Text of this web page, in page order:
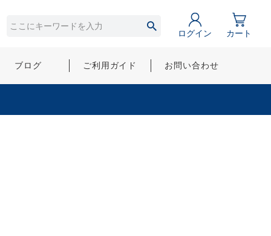
ログイン カート
ブログ ご利用ガイド お問い合わせ